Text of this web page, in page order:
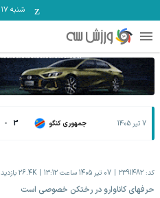
شنبه ۱۷ مرداد
7 تیر 1405 جمهوری کنگو 3
-
کد: 2391482 07 تیر 1405 ساعت 13:12 26.4K بازدید
حرفهای کاناوارو در رختکن خصوصی است